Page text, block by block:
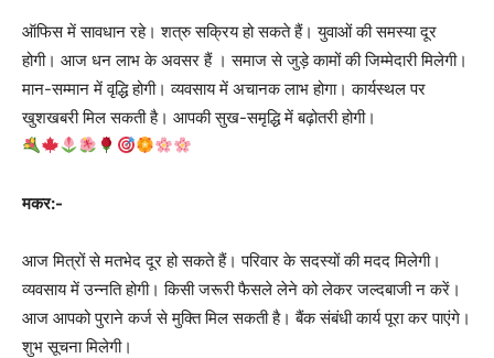
ऑफिस में सावधान रहे। शत्रु सक्रिय हो सकते हैं। युवाओं की समस्या दूर
होगी। आज धन लाभ के अवसर हैं । समाज से जुड़े कामों की जिम्मेदारी मिलेगी।
मान-सम्मान में वृद्धि होगी। व्यवसाय में अचानक लाभ होगा। कार्यस्थल पर
खुशखबरी मिल सकती है। आपकी सुख-समृद्धि में बढ़ोतरी होगी।
मकर:-
आज मित्रों से मतभेद दूर हो सकते हैं। परिवार के सदस्यों की मदद मिलेगी।
व्यवसाय में उन्नति होगी। किसी जरूरी फैसले लेने को लेकर जल्दबाजी न करें।
आज आपको पुराने कर्ज से मुक्ति मिल सकती है। बैंक संबंधी कार्य पूरा कर पाएंगे।
शुभ सूचना मिलेगी।